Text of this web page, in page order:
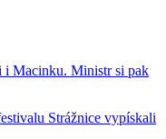
i Macinku. Ministr si pak
Strážnice vypískali